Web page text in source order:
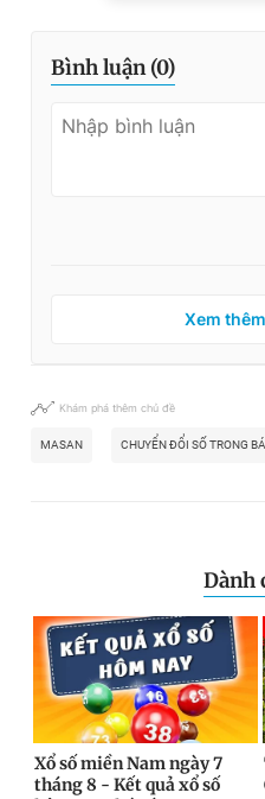
Bình luận (0)
Xem
Khám phá thêm chủ đề
MASAN CHUYỂN ĐỔI SỐ TRONG